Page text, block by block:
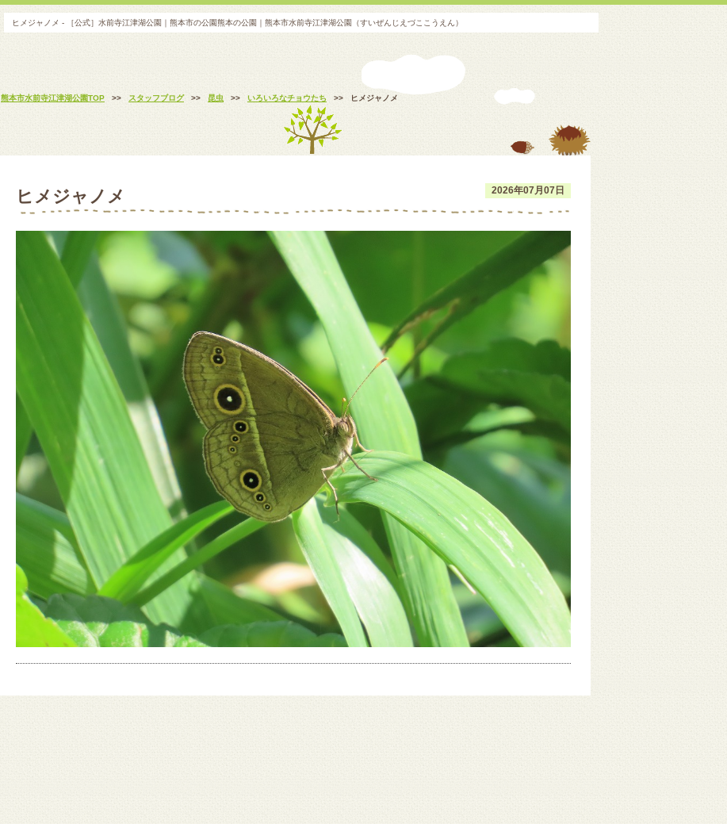
ヒメジャノメ - ［公式］水前寺江津湖公園｜熊本市の公園熊本の公園｜熊本市水前寺江津湖公園（すいぜんじえづここうえん）
熊本市水前寺江津湖公園TOP >> スタッフブログ >> 昆虫 >> いろいろなチョウたち >> ヒメジャノメ
2026年07月07日
ヒメジャノメ